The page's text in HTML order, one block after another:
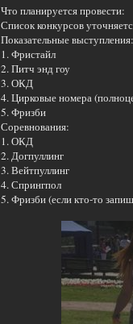
Что планируется провести:
Список конкурсов
Показательные выступления:
1. Фристайл
2. Питч энд гоу
3. ОКД
4. Цирковые номера
5. Фризби
Соревнования:
1. ОКД
2. Догпуллинг
3. Вейтпуллинг
4. Спрингпол
5. Фризби (если кто-то